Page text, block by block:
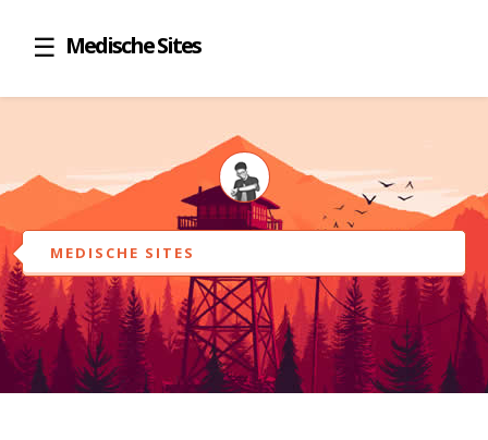
Medische Sites
MEDISCHE SITES